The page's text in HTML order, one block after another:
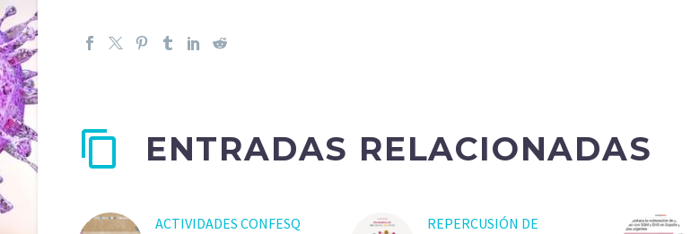
ENTRADAS RELACIONADAS
ACTIVIDADES CONFESQ
REPERCUSIÓN DE